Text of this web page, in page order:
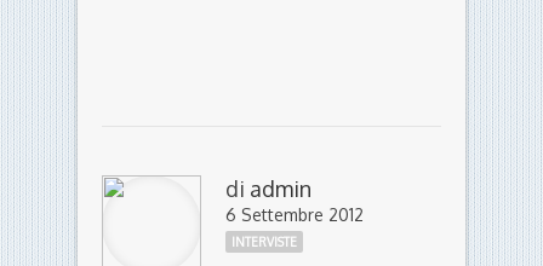
di admin
6 Settembre 2012
INTERVISTE